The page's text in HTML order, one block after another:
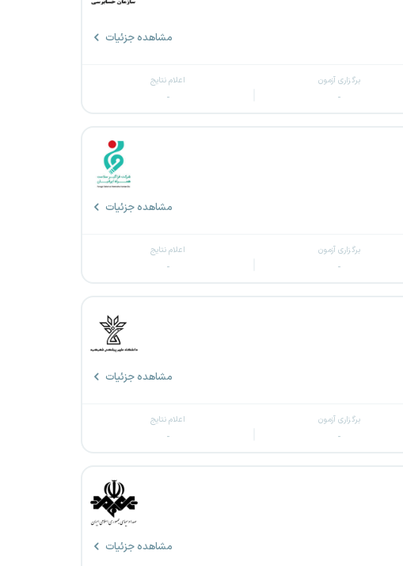
مشاهده جزئیات
برگزاری آزمون
-
اعلام نتایج
-
مشاهده جزئیات
برگزاری آزمون
-
اعلام نتایج
-
مشاهده جزئیات
برگزاری آزمون
-
اعلام نتایج
-
مشاهده جزئیات